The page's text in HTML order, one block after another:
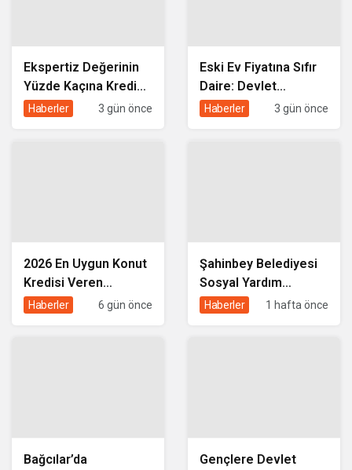
Ekspertiz Değerinin
Yüzde Kaçına Kredi
Çıkar? Konut Kredisi
Haberler 3 gün önce
Eski Ev Fiyatına Sıfır
Daire: Devlet
Destekli Kentsel
Haberler 3 gün önce
2026 En Uygun Konut
Kredisi Veren
Bankalar ve Faiz
Haberler 6 gün önce
Şahinbey Belediyesi
Sosyal Yardım
Başvurusu 2026:
Haberler 1 hafta önce
Bağcılar’da
Gençlere Devlet